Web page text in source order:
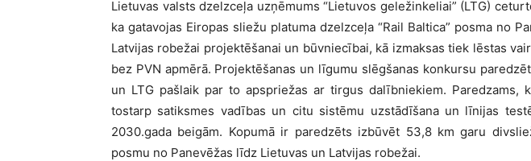
Lietuvas valsts dzelzceļa uzņēmums “Lietuvos geležinkeliai” (LTG)
ka gatavojas Eiropas sliežu platuma dzelzceļa “Rail Baltica” posma no
Latvijas robežai projektēšanai un būvniecībai, kā izmaksas tiek lēstas
bez PVN apmērā. Projektēšanas un līgumu slēgšanas konkursu
un LTG pašlaik par to apspriežas ar tirgus dalībniekiem. Paredzams,
tostarp satiksmes vadības un citu sistēmu uzstādīšana un līnijas
2030.gada beigām. Kopumā ir paredzēts izbūvēt 53,8 km garu
posmu no Panevēžas līdz Lietuvas un Latvijas robežai.